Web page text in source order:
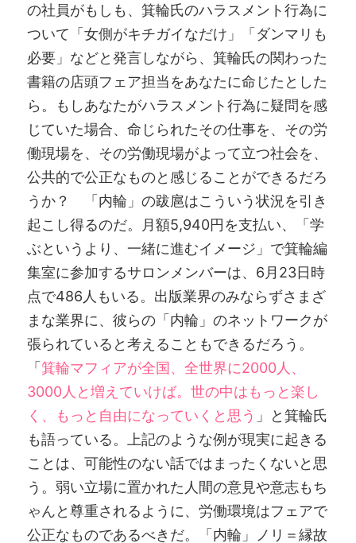
の社員がもしも、箕輪氏のハラスメント行為に
ついて「女側がキチガイなだけ」「ダンマリも
必要」などと発言しながら、箕輪氏の関わった
書籍の店頭フェア担当をあなたに命じたとした
ら。もしあなたがハラスメント行為に疑問を感
じていた場合、命じられたその仕事を、その労
働現場を、その労働現場がよって立つ社会を、
公共的で公正なものと感じることができるだろ
うか？ 「内輪」の跋扈はこういう状況を引き
起こし得るのだ。月額5,940円を支払い、「学
ぶというより、一緒に進むイメージ」で箕輪編
集室に参加するサロンメンバーは、6月23日時
点で486人もいる。出版業界のみならずさまざ
まな業界に、彼らの「内輪」のネットワークが
張られていると考えることもできるだろう。
「箕輪マフィアが全国、全世界に2000人、
3000人と増えていけば。世の中はもっと楽し
く、もっと自由になっていくと思う 」と箕輪氏
も語っている。上記のような例が現実に起きる
ことは、可能性のない話ではまったくないと思
う。弱い立場に置かれた人間の意見や意志もち
ゃんと尊重されるように、労働環境はフェアで
公正なものであるべきだ。「内輪」ノリ＝縁故